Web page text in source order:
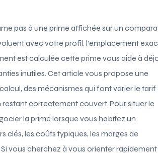
pas à une prime affichée sur un
avec votre profil, l’emplacement
est calculée cette prime vous aide à
inutiles. Cet article vous propose une
des mécanismes qui font varier le tarif
correctement couvert. Pour situer le
la prime lorsque vous habitez un
clés, les coûts typiques, les marges de
vous cherchez à vous orienter rapidement